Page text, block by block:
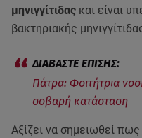
μηνιγγίτιδας και είναι
βακτηριακής
Πάτρα: Φοιτήτρια
σοβαρή κατάσταση
Αξίζει να σημειωθεί